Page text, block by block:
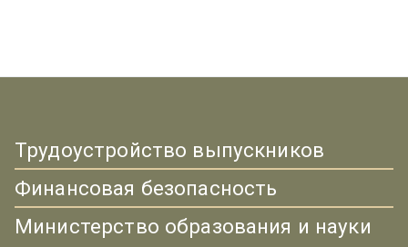
Трудоустройство выпускников
Финансовая безопасность
Министерство образования и науки